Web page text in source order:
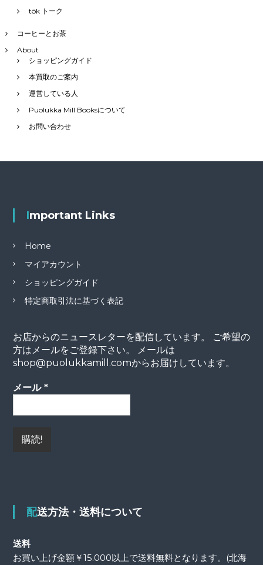
tôk トーク
コーヒーとお茶
About
ショッピングガイド
本買取のご案内
運営している人
Puolukka Mill Booksについて
お問い合わせ
Important Links
Home
マイアカウント
ショッピングガイド
特定商取引法に基づく表記
お店からのニュースレターを配信しています。 ご希望の
方はメールをご登録下さい。 メールは
shop@puolukkamill.comからお届けしています。
メール *
配送方法・送料について
送料
お買い上げ金額￥15.000以上で送料無料となります。(北海